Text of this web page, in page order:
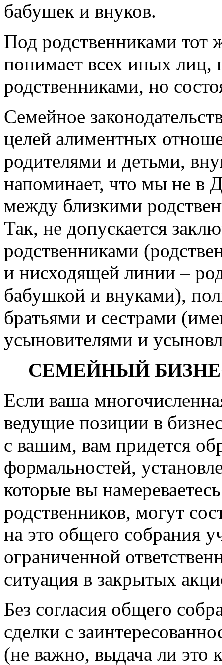
бабушек и внуков.
Под родственниками
понимает всех иных лиц,
родственниками, но
Семейное
целей алиментных
родителями и детьми,
напоминает, что мы не в
между близкими
Так, не допускается
родственниками
и нисходящей линии –
бабушкой и внуками),
братьями и сестрами
усыновителями и
СЕМЕЙНЫЙ
Если ваша
ведущие позиции в
с вашим, вам придется
формальностей,
которые вы
родственников, могут
на это общего собрания
ограниченной
ситуация в закрытых
Без согласия общего
сделки с
(не важно, выдача ли это